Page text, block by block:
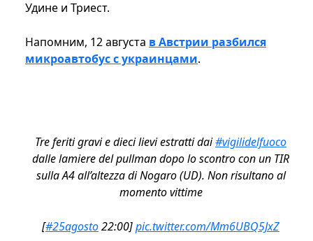
Удине и Триест.
Напомним, 12 августа в Австрии разбился
микроавтобус с украинцами.
Tre feriti gravi e dieci lievi estratti dai#vigilidelfuoco
dalle lamiere del pullman dopo lo scontro con un TIR
sulla A4 all’altezza di Nogaro (UD). Non risultano al
momento vittime
[#25agosto22:00]pic.twitter.com/Mm6UBQ5JxZ